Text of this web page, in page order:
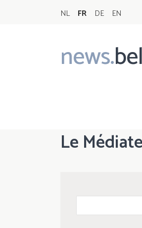
NL FR DE EN
news.
Main
navigation
Le